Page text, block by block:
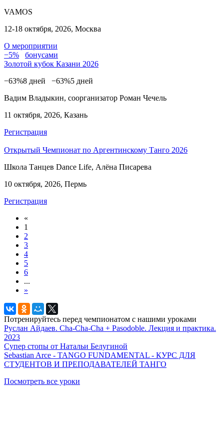
VAMOS
12-18 октября, 2026, Москва
О мероприятии
−5%
бонусами
Золотой кубок Казани 2026
−63%8 дней −63%5 дней
Вадим Владыкин, соорганизатор Роман Чечель
11 октября, 2026, Казань
Регистрация
Открытый Чемпионат по Аргентинскому Танго 2026
Школа Танцев Dance Life, Алёна Писарева
10 октября, 2026, Пермь
Регистрация
«
1
2
3
4
5
6
...
»
Потренируйтесь перед чемпионатом с нашими уроками
Руслан Айдаев. Cha-Cha-Cha + Pasodoble. Лекция и практика.
2023
Супер стопы от Натальи Белугиной
Sebastian Arce - TANGO FUNDAMENTAL - КУРС ДЛЯ
СТУДЕНТОВ И ПРЕПОДАВАТЕЛЕЙ ТАНГО
Посмотреть все уроки